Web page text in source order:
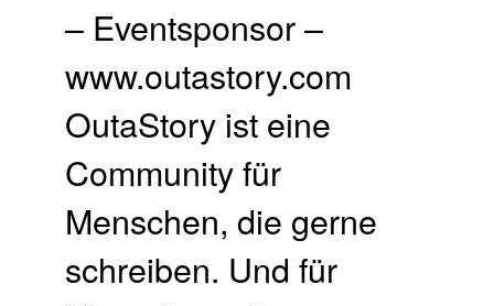
– Eventsponsor –
www.outastory.com
OutaStory ist eine
Community für
Menschen, die gerne
schreiben. Und für